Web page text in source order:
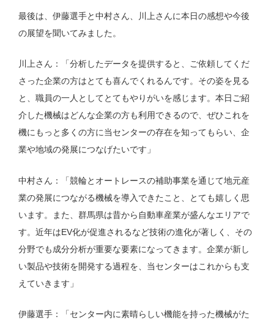
最後は、伊藤選手と中村さん、川上さんに本日の感想や今後
の展望を聞いてみました。
川上さん：「分析したデータを提供すると、ご依頼してくだ
さった企業の方はとても喜んでくれるんです。その姿を見る
と、職員の一人としてとてもやりがいを感じます。本日ご紹
介した機械はどんな企業の方も利用できるので、ぜひこれを
機にもっと多くの方に当センターの存在を知ってもらい、企
業や地域の発展につなげたいです」
中村さん：「競輪とオートレースの補助事業を通じて地元産
業の発展につながる機械を導入できたこと、とても嬉しく思
います。また、群馬県は昔から自動車産業が盛んなエリアで
す。近年はEV化が促進されるなど技術の進化が著しく、その
分野でも成分分析が重要な要素になってきます。企業が新し
い製品や技術を開発する過程を、当センターはこれからも支
えていきます」
伊藤選手：「センター内に素晴らしい機能を持った機械がた